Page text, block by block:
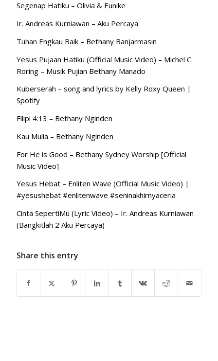
Segenap Hatiku – Olivia & Eunike
Ir. Andreas Kurniawan – Aku Percaya
Tuhan Engkau Baik – Bethany Banjarmasin
Yesus Pujaan Hatiku (Official Music Video) – Michel C.
Roring – Musik Pujian Bethany Manado
Kuberserah – song and lyrics by Kelly Roxy Queen |
Spotify
Filipi 4:13 – Bethany Nginden
Kau Mulia – Bethany Nginden
For He is Good – Bethany Sydney Worship [Official
Music Video]
Yesus Hebat – Enliten Wave (Official Music Video) |
#yesushebat #enlitenwave #seninakhirnyaceria
Cinta SepertiMu (Lyric Video) – Ir. Andreas Kurniawan
(Bangkitlah 2 Aku Percaya)
Share this entry